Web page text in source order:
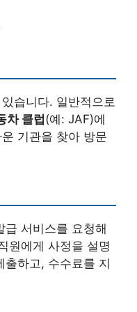
습니다. 일반적으로
차 클럽 (예: JAF)에
기관을 찾아 방문
서비스를 요청해
원에게 사정을 설명
하고, 수수료를 지